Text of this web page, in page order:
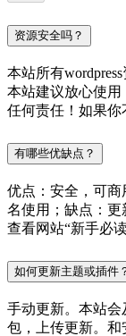
资源安全吗？
本站所有
本站建议放心使用
任何责任！如果你
有哪些优缺点？
优点：安全，可商
名使用；缺点：更
查看网站“新手必读
如何更新主题或插件
手动更新。本站
包，上传更新。和